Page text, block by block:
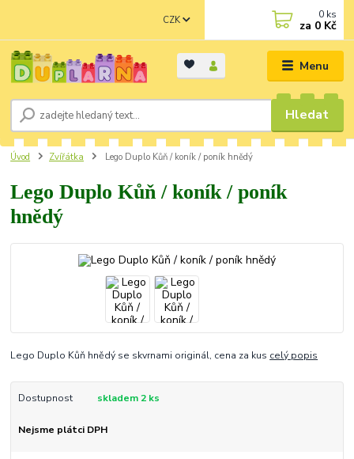
Menu
CZK
Hledat
0 ks
za 0 Kč
Úvod Zvířátka Lego Duplo Kůň / koník / poník hnědý
Lego Duplo Kůň / koník / poník
hnědý
Lego Duplo Kůň hnědý se skvrnami originál, cena za kus celý popis
Dostupnost skladem 2 ks
Nejsme plátci DPH